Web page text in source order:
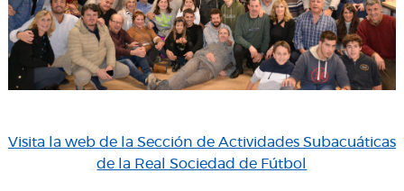
Visita la web de la Sección de Actividades Subacuáticas
de la Real Sociedad de Fútbol